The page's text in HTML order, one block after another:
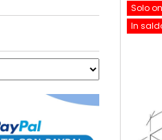
Solo
In